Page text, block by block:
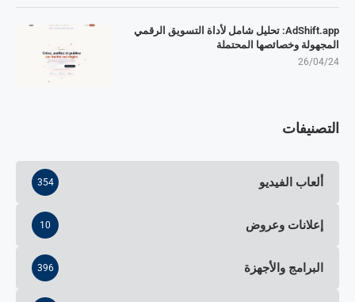
AdShift.app: تحليل شامل لأداة التسويق الرقمي
المجهولة وخصائصها المحتملة
26/04/24
التصنيفات
ألعاب الفيديو 354
إعلانات وعروض 10
البرامج والأجهزة 396